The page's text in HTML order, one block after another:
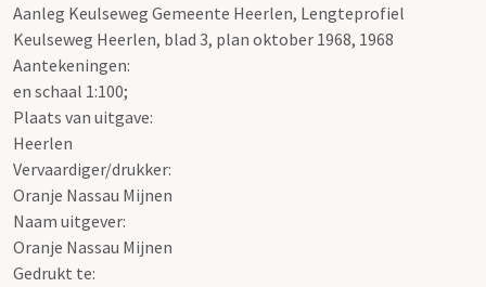
Aanleg Keulseweg Gemeente Heerlen, Lengteprofiel
Keulseweg Heerlen, blad 3, plan oktober 1968, 1968
Aantekeningen:
en schaal 1:100;
Plaats van uitgave:
Heerlen
Vervaardiger/drukker:
Oranje Nassau Mijnen
Naam uitgever:
Oranje Nassau Mijnen
Gedrukt te: